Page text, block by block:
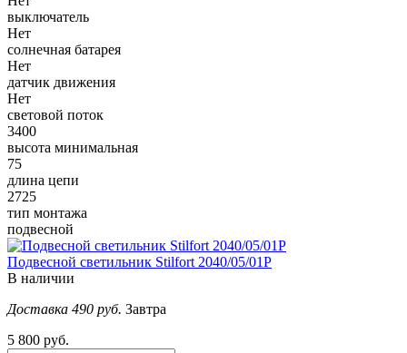
выключатель
Нет
солнечная батарея
Нет
датчик движения
Нет
световой поток
3400
высота минимальная
75
длина цепи
2725
тип монтажа
подвесной
Подвесной светильник Stilfort 2040/05/01P
В наличии
Доставка 490 руб. Завтра
5 800 руб.